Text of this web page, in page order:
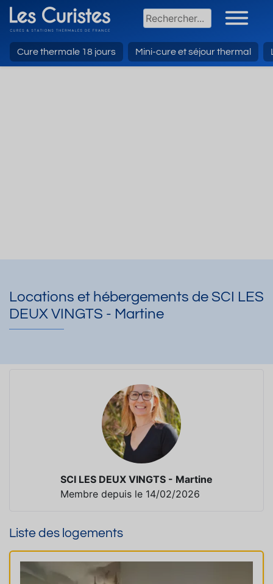
Cure thermale 18 jours Mini-cure et séjour thermal
Locations et hébergements de SCI LES
DEUX VINGTS - Martine
SCI LES DEUX VINGTS - Martine
Membre depuis le 14/02/2026
Liste des logements